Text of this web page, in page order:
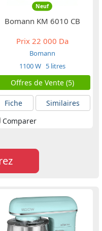
Neuf
Bomann KM 6010 CB
Prix22 000 Da
Bomann
1100 W 5 litres
Offres de Vente (5)
Fiche
Similaires
Comparer